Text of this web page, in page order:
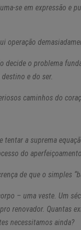
se em expressão e
operação
decide o problema
e do ser.
caminhos do
tentar a suprema
do aperfeiçoamento
de que o simples
– uma veste. Um
renovador. Quantas
necessitamos ainda?